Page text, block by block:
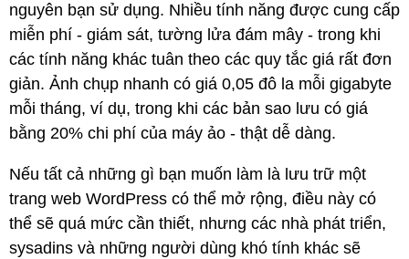
nguyên bạn sử dụng. Nhiều tính năng được cung cấp
miễn phí - giám sát, tường lửa đám mây - trong khi
các tính năng khác tuân theo các quy tắc giá rất đơn
giản. Ảnh chụp nhanh có giá 0,05 đô la mỗi gigabyte
mỗi tháng, ví dụ, trong khi các bản sao lưu có giá
bằng 20% ​​chi phí của máy ảo - thật dễ dàng.
Nếu tất cả những gì bạn muốn làm là lưu trữ một
trang web WordPress có thể mở rộng, điều này có
thể sẽ quá mức cần thiết, nhưng các nhà phát triển,
sysadins và những người dùng khó tính khác sẽ